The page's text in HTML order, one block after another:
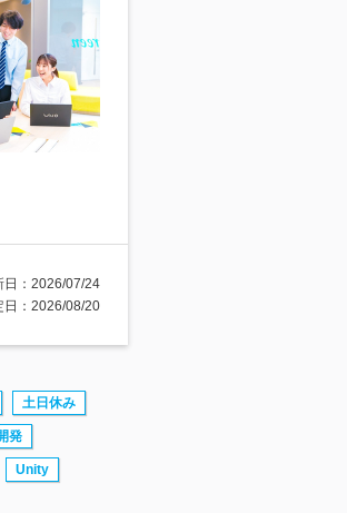
日：2026/07/24
日：2026/08/20
土日休み
発
Unity